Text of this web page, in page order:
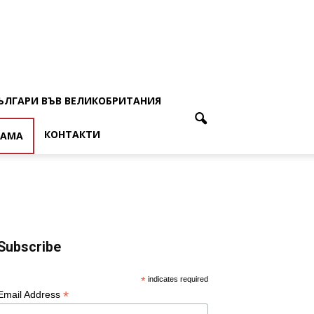
ВЪВ ВЕЛИКОБРИТАНИЯ
КОНТАКТИ
* indicates required
Address *